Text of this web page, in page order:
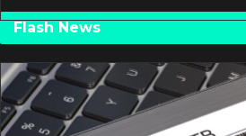
Flash News